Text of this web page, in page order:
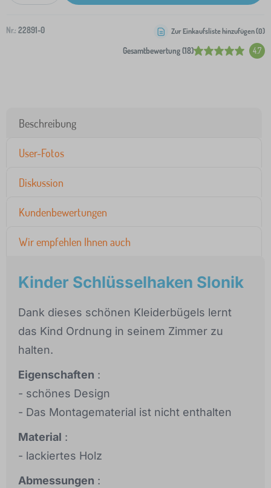
Nr.: 22891-0
Gesamtbewertung (18) 4.7
Zur Einkaufsliste hinzufügen (0)
Beschreibung
User-Fotos
Diskussion
Kundenbewertungen
Wir empfehlen Ihnen auch
Kinder Schlüsselhaken Slonik
Dank dieses schönen Kleiderbügels lernt
das Kind Ordnung in seinem Zimmer zu
halten.
Eigenschaften :
- schönes Design
- Das Montagematerial ist nicht enthalten
Material :
- lackiertes Holz
Abmessungen :